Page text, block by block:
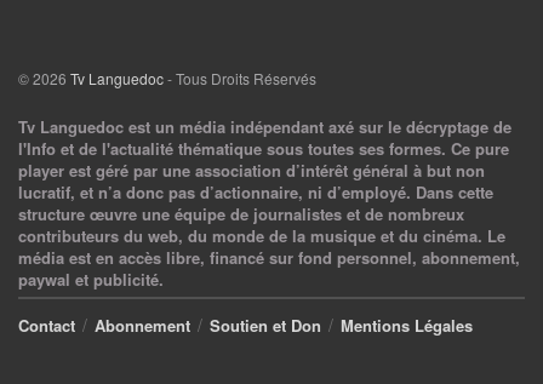
© 2026 Tv Languedoc- Tous Droits Réservés
Tv Languedoc est un média indépendant axé sur le décryptage de
l'Info et de l'actualité thématique sous toutes ses formes. Ce pure
player est géré par une association d’intérêt général à but non
lucratif, et n’a donc pas d’actionnaire, ni d’employé. Dans cette
structure œuvre une équipe de journalistes et de nombreux
contributeurs du web, du monde de la musique et du cinéma. Le
média est en accès libre, financé sur fond personnel, abonnement,
paywal et publicité.
Contact
Abonnement Soutien et Don Mentions Légales